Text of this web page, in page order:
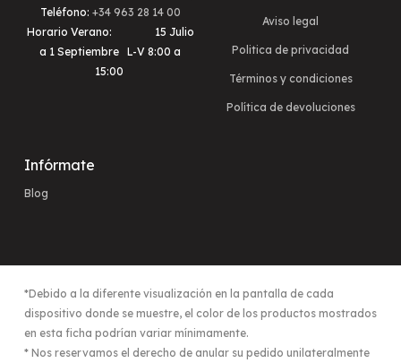
Teléfono: +34 963 28 14 00
Horario Verano: 15 Julio
a 1 Septiembre L-V 8:00 a
15:00
Aviso legal
Politica de privacidad
Términos y condiciones
Política de devoluciones
Infórmate
Blog
*Debido a la diferente visualización en la pantalla de cada
dispositivo donde se muestre, el color de los productos mostrados
en esta ficha podrían variar mínimamente.
* Nos reservamos el derecho de anular su pedido unilateralmente